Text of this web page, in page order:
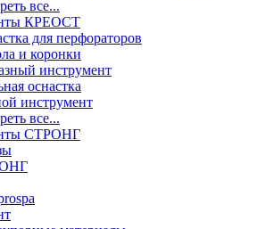
все...
КРЕОСТ
для перфораторов
и коронки
инструмент
оснастка
инструмент
все...
СТРОНГ